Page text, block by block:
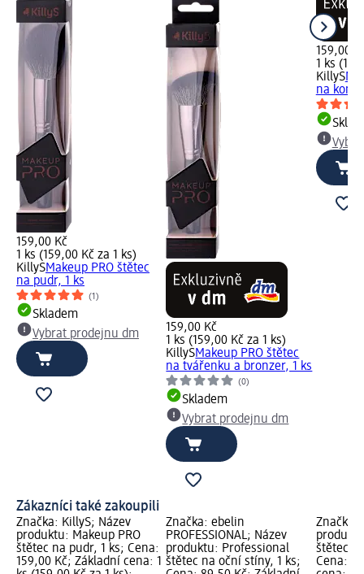
159,00 Kč
1 ks (159,00 Kč za 1 ks)
KillySMakeup PRO štětec
na pudr, 1 ks
(1)
Skladem
Vybrat prodejnu dm
159,00 Kč
1 ks (159,00 Kč za 1 ks)
KillySMakeup PRO štětec
na tvářenku a bronzer, 1 ks
(0)
Skladem
Vybrat prodejnu dm
159,00
1 ks
KillyS
na
Zákazníci také zakoupili
Značka: KillyS; Název
produktu: Makeup PRO
štětec na pudr, 1 ks; Cena:
159,00 Kč; Základní cena: 1
Značka: ebelin
PROFESSIONAL; Název
produktu: Professional
štětec na oční stíny, 1 ks;
Značka:
štětec
Cena: